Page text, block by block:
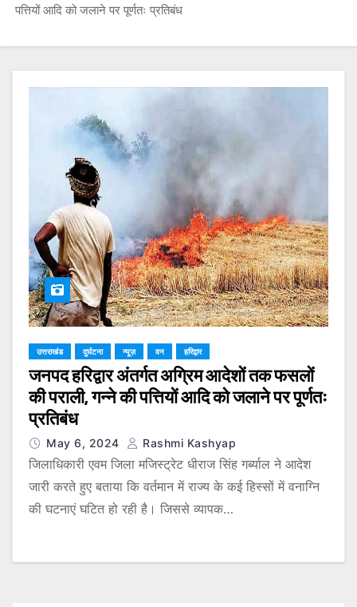
पत्तियों आदि को जलाने पर पूर्णतः प्रतिबंध
उत्तराखंड दुर्घटना न्यूज़ वन हरिद्वार
जनपद हरिद्वार अंतर्गत अग्रिम आदेशों तक फसलों
की पराली, गन्ने की पत्तियों आदि को जलाने पर पूर्णतः
प्रतिबंध
May 6, 2024 Rashmi Kashyap
जिलाधिकारी एवम जिला मजिस्ट्रेट धीराज सिंह गर्ब्याल ने आदेश
जारी करते हुए बताया कि वर्तमान में राज्य के कई हिस्सों में वनाग्नि
की घटनाएं घटित हो रही है। जिससे व्यापक…